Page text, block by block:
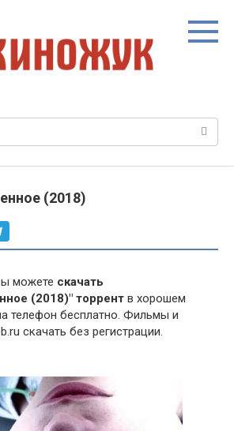
(2018)
можете скачать
(2018)" торрент в хорошем
телефон бесплатно. Фильмы и
скачать без регистрации.